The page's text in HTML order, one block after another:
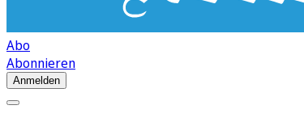
Abo
Abonnieren
Anmelden